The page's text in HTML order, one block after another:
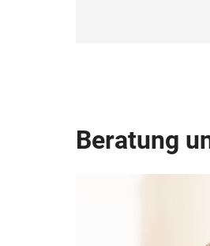
Beratung